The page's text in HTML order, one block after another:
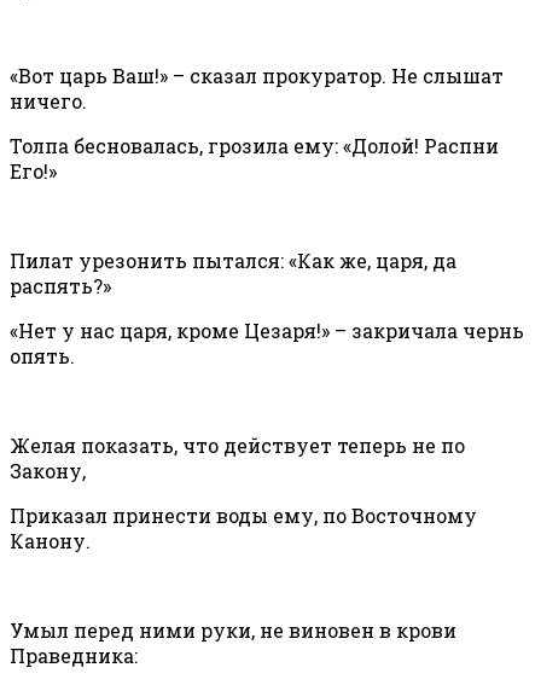
«Вот царь Ваш!» – сказал прокуратор. Не слышат
ничего.
Толпа бесновалась, грозила ему: «Долой! Распни
Его!»
Пилат урезонить пытался: «Как же, царя, да
распять?»
«Нет у нас царя, кроме Цезаря!» – закричала чернь
опять.
Желая показать, что действует теперь не по
Закону,
Приказал принести воды ему, по Восточному
Канону.
Умыл перед ними руки, не виновен в крови
Праведника: